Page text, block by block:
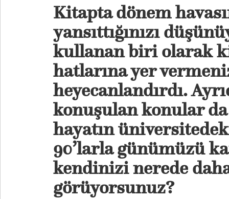
Kitapta dönem
yansıttığınızı
kullanan biri olarak
hatlarına yer
heyecanlandırdı.
konuşulan konular
hayatın
90’larla günümüzü
kendinizi nerede
görüyorsunuz?